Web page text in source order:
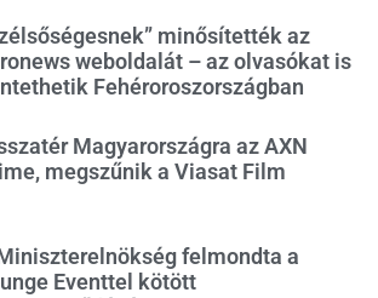
minősítették az
weboldalát – az olvasókat is
Fehéroroszországban
Magyarországra az AXN
megszűnik a Viasat Film
felmondta a
Eventtel kötött